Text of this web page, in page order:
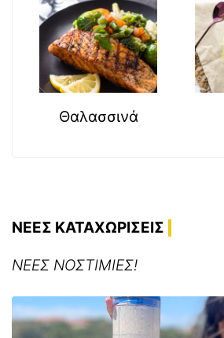
Θαλασσινά
ΝΕΕΣ ΚΑΤΑΧΩΡΙΣΕΙΣ
ΝΕΕΣ ΝΟΣΤΙΜΙΕΣ!